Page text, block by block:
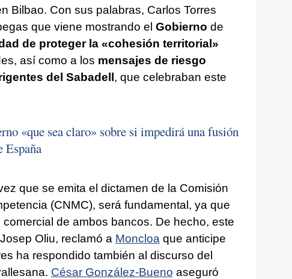
Bilbao. Con sus palabras, Carlos Torres
que viene mostrando el Gobierno de
de proteger la «cohesión territorial»
así como a los mensajes de riesgo
del Sabadell, que celebraban este
«que sea claro» sobre si impedirá una fusión
España
que se emita el dictamen de la Comisión
(CNMC), será fundamental, ya que
de ambos bancos. De hecho, este
Oliu, reclamó a Moncloa que anticipe
ha respondido también al discurso del
César González-Bueno aseguró